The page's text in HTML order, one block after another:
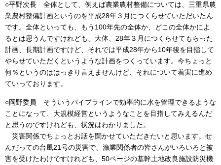
○平野次長 全体として、例えば農業農村整備については、三重県農
業農村整備計画というのを平成28年３月につくらせていただいたん
です。全体といっても、もう100年先の全体か、どこの全体かによ
るとは思うんですけれども、大体、28年３月につくらせてもらった
計画、長期計画ですけど、それでは平成28年から10年後を目指して
やらせていただくというような計画をつくっています。今ちょっと
何％というのははっきり言えませんけど、それについて着実に進め
ていっております。
○岡野委員 そういうパイプラインで効率的に水を管理できるような
ことになって、大規模経営というようなことを目指してみえるんだ
と思うのですけれども、状況はわかりました。
災害関係でちょっとお話を聞かせていただきたいと思います。せ
んだっての台風21号の災害で、漁業関係者の皆さんがいろいろと被
害を受けたわけですけれども、50ページの基幹土地改良施設防災機